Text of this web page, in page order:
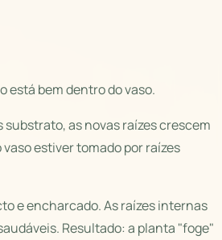
está bem dentro do vaso.
substrato, as novas raízes crescem
estiver tomado por raízes
e encharcado. As raízes internas
Resultado: a planta "foge"